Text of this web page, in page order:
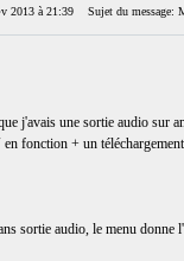
2013 à 21:39 Sujet du message:
j'avais une sortie audio sur
fonction + un
sortie audio, le menu